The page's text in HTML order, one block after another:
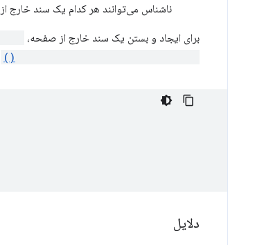
ناشناس می‌توانند هر کدام یک سند خارج
برای ایجاد و بستن یک سند خارج از صفحه،
دلایل